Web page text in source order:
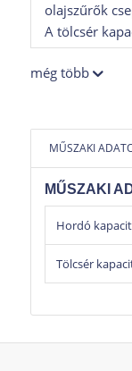
olajszűrők
A tölcsér
részre van
Figyelem: A
nem
még több
MŰSZAKI
MŰSZAKI
Hordó
Tölcsér